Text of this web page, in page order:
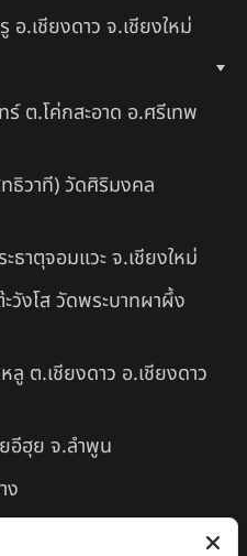
อ.เชียงดาว จ.เชียงใหม่
ต.โค่กสะอาด อ.ศรีเทพ
ธิวาที) วัดศิริมงคล
าตุจอมแวะ จ.เชียงใหม่
วังโส วัดพระบาทผาผึ้ง
ต.เชียงดาว อ.เชียงดาว
อีฮุย จ.ลำพูน
ง
เพชรบูรณ์